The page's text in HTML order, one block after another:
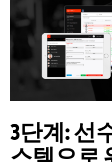
3단계: 선